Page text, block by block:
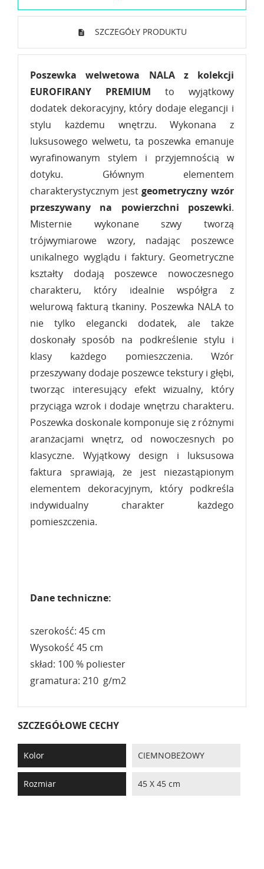
SZCZEGÓŁY PRODUKTU
Poszewka welwetowa NALA z kolekcji
EUROFIRANY PREMIUM to wyjątkowy
dodatek dekoracyjny, który dodaje elegancji i
stylu każdemu wnętrzu. Wykonana z
luksusowego welwetu, ta poszewka emanuje
wyrafinowanym stylem i przyjemnością w
dotyku. Głównym elementem
charakterystycznym jestgeometryczny wzór
przeszywany na powierzchni poszewki.
Misternie wykonane szwy tworzą
trójwymiarowe wzory, nadając poszewce
unikalnego wyglądu i faktury. Geometryczne
kształty dodają poszewce nowoczesnego
charakteru, który idealnie współgra z
welurową fakturą tkaniny. Poszewka NALA to
nie tylko elegancki dodatek, ale także
doskonały sposób na podkreślenie stylu i
klasy każdego pomieszczenia. Wzór
przeszywany dodaje poszewce tekstury i głębi,
tworząc interesujący efekt wizualny, który
przyciąga wzrok i dodaje wnętrzu charakteru.
Poszewka doskonale komponuje się z różnymi
aranżacjami wnętrz, od nowoczesnych po
klasyczne. Wyjątkowy design i luksusowa
faktura sprawiają, że jest niezastąpionym
elementem dekoracyjnym, który podkreśla
indywidualny charakter każdego
pomieszczenia.
Dane techniczne:
szerokość: 45 cm
Wysokość 45 cm
skład: 100 % poliester
gramatura: 210 g/m2
SZCZEGÓŁOWE CECHY
Kolor CIEMNOBEŻOWY
Rozmiar 45 X 45 cm